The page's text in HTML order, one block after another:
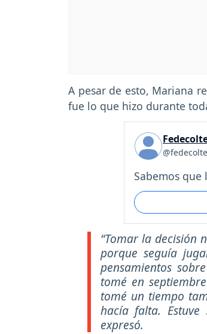
A pesar de esto, Mariana
fue lo que hizo durante
Sabemos
“Tomar la decisión
porque seguía
pensamientos
tomé en
tomé un tiempo
hacía falta. Estuve
expresó.